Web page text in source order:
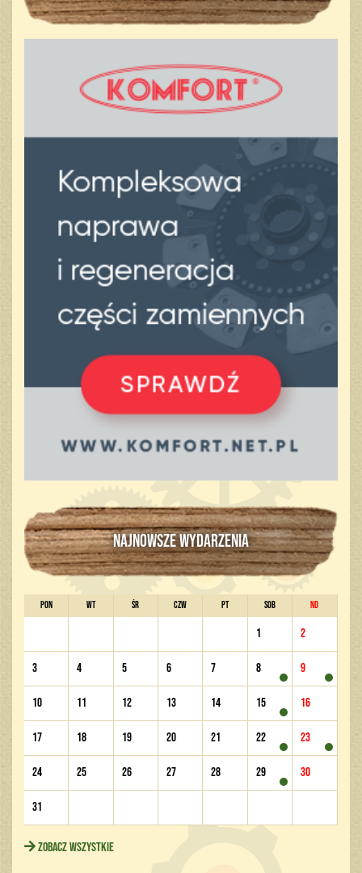
NAJNOWSZE WYDARZENIA
PON WT ŚR CZW PT SOB ND
1 2
3 4 5 6 7 8 9
10 11 12 13 14 15 16
17 18 19 20 21 22 23
24 25 26 27 28 29 30
31
Zobacz wszystkie